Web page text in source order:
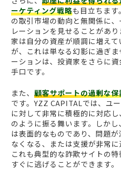
ーケティング戦略も目立ちます
の取引市場の動向と無関係に
レーションを見せることがあ
家は自分の資産が順調に増え
が、これは単なる幻影に過ぎ
ーションは、投資家をさらに
手口です。
また、 顧客サポートの過剰な保
です。YZZ CAPITALでは、ユ
に対して非常に積極的に対応
のように振る舞います。しか
は表面的なものであり、問題
なくなる、または支援が非常に
これも典型的な詐欺サイトの
すぐに逃げることができます。